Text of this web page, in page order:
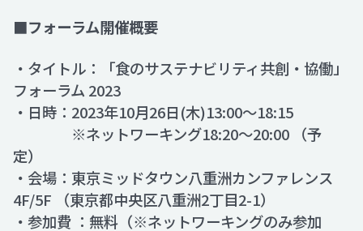
■フォーラム開催概要
・タイトル：「食のサステナビリティ共創・協働」
フォーラム 2023
・日時：2023年10月26日(木)13:00～18:15
※ネットワーキング18:20～20:00 （予
定）
・会場：東京ミッドタウン八重洲カンファレンス
4F/5F （東京都中央区八重洲2丁目2-1）
・参加費 ：無料（※ネットワーキングのみ参加